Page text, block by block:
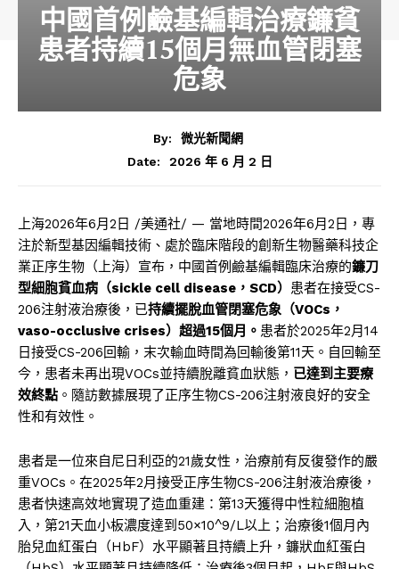
中國首例鹼基編輯治療鐮貧
患者持續15個月無血管閉塞
危象
By:
微光新聞網
Date:
2026 年 6 月 2 日
上海2026年6月2日 /美通社/ — 當地時間2026年6月2日，專
注於新型基因編輯技術、處於臨床階段的創新生物醫藥科技企
業正序生物（上海）宣布，中國首例鹼基編輯臨床治療的鐮刀
型細胞貧血病（sickle cell disease ， SCD） 患者在接受CS-
206注射液治療後，已持續擺脫血管閉塞危象（VOCs ，
vaso-occlusive crises）超過15個月。 患者於2025年2月14
日接受CS-206回輸，末次輸血時間為回輸後第11天。自回輸至
今，患者未再出現VOCs並持續脫離貧血狀態， 已達到主要療
效終點 。隨訪數據展現了正序生物CS-206注射液良好的安全
性和有效性。
患者是一位來自尼日利亞的21歲女性，治療前有反復發作的嚴
重VOCs。在2025年2月接受正序生物CS-206注射液治療後，
患者快速高效地實現了造血重建：第13天獲得中性粒細胞植
入，第21天血小板濃度達到50×10^9/L以上；治療後1個月內
胎兒血紅蛋白（HbF）水平顯著且持續上升，鐮狀血紅蛋白